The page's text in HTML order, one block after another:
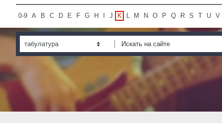
0-9 A B C D E F G H J K L M N O P Q R S T U V
табулатура